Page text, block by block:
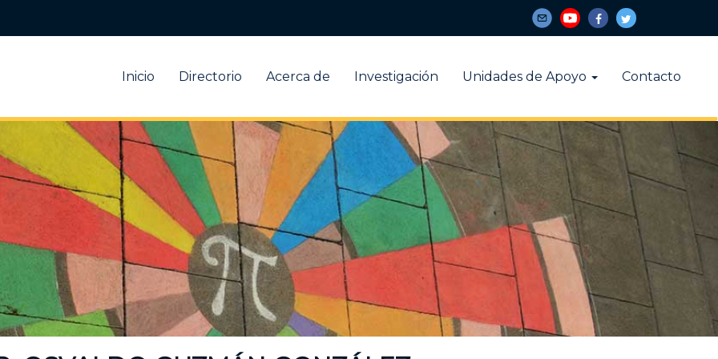
Inicio Directorio Acerca de Investigación Unidades de Apoyo Contacto